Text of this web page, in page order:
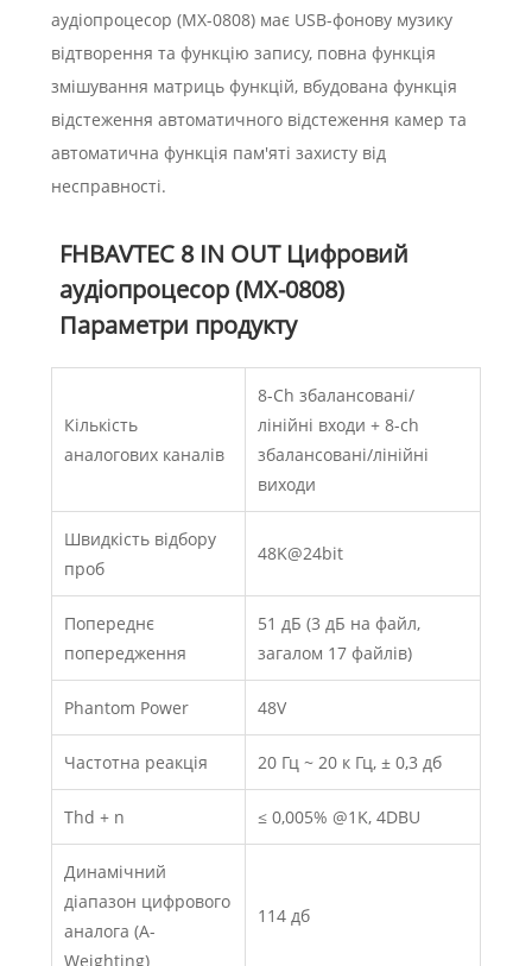
аудіопроцесор (MX-0808) має USB-фонову музику
відтворення та функцію запису, повна функція
змішування матриць функцій, вбудована функція
відстеження автоматичного відстеження камер та
автоматична функція пам'яті захисту від
несправності.
FHBAVTEC 8 IN OUT Цифровий
аудіопроцесор (MX-0808)
Параметри продукту
Кількість
аналогових каналів
8-Ch збалансовані/
лінійні входи + 8-ch
збалансовані/лінійні
виходи
Швидкість відбору
проб
48K@24bit
Попереднє
попередження
51 дБ (3 дБ на файл,
загалом 17 файлів)
Phantom Power 48V
Частотна реакція 20 Гц ~ 20 к Гц, ± 0,3 дб
Thd + n ≤ 0,005% @1K, 4DBU
Динамічний
діапазон цифрового
аналога (A-
Weighting)
114 дб